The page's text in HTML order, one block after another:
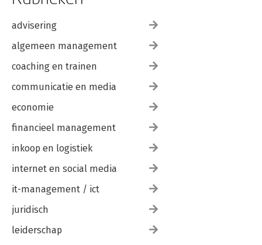
advisering
algemeen management
coaching en trainen
communicatie en media
economie
financieel management
inkoop en logistiek
internet en social media
it-management / ict
juridisch
leiderschap